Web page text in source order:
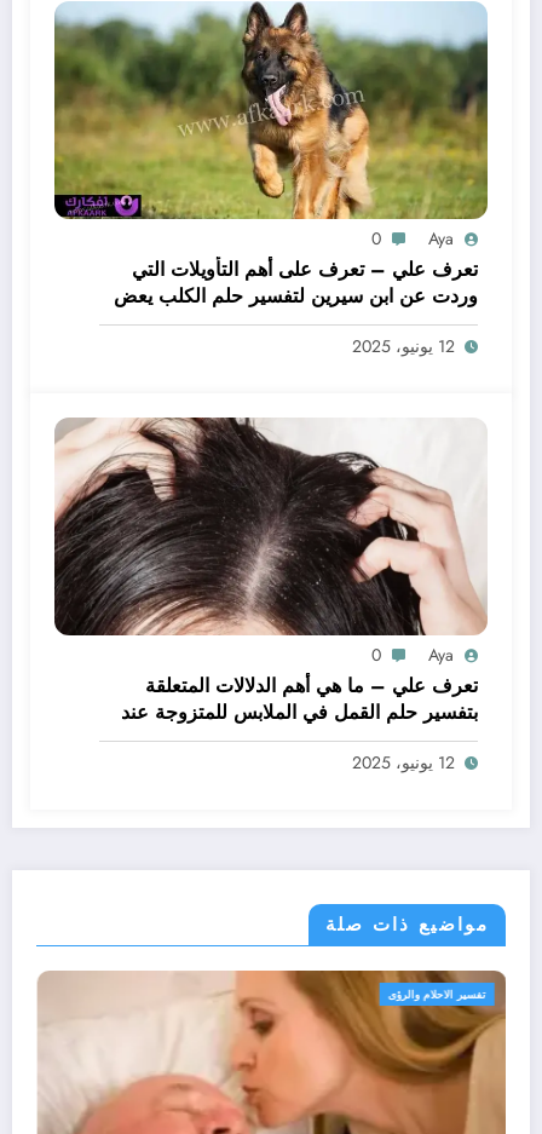
Aya
0
تعرف علي – تعرف على أهم التأويلات التي
وردت عن ابن سيرين لتفسير حلم الكلب يعض
يدي – بالتفصيل
12 يونيو، 2025
Aya
0
تعرف علي – ما هي أهم الدلالات المتعلقة
بتفسير حلم القمل في الملابس للمتزوجة عند
ابن سيرين؟ – بالتفصيل
12 يونيو، 2025
مواضيع ذات صلة